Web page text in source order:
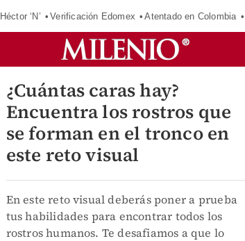
Héctor ‘N’ Verificación Edomex Atentado en Colombia
¿Cuántas caras hay?
Encuentra los rostros que
se forman en el tronco en
este reto visual
En este reto visual deberás poner a prueba
tus habilidades para encontrar todos los
rostros humanos. Te desafiamos a que lo